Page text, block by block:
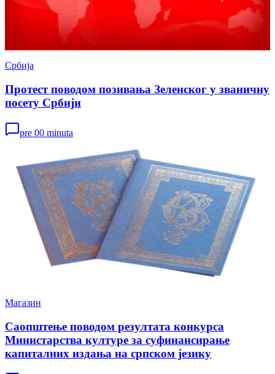
Србија
Протест поводом позивања Зеленског у званичну
посету Србији
pre 00 minuta
Магазин
Саопштење поводом резултата конкурса
Министарства културе за суфинансирање
капиталних издања на српском језику